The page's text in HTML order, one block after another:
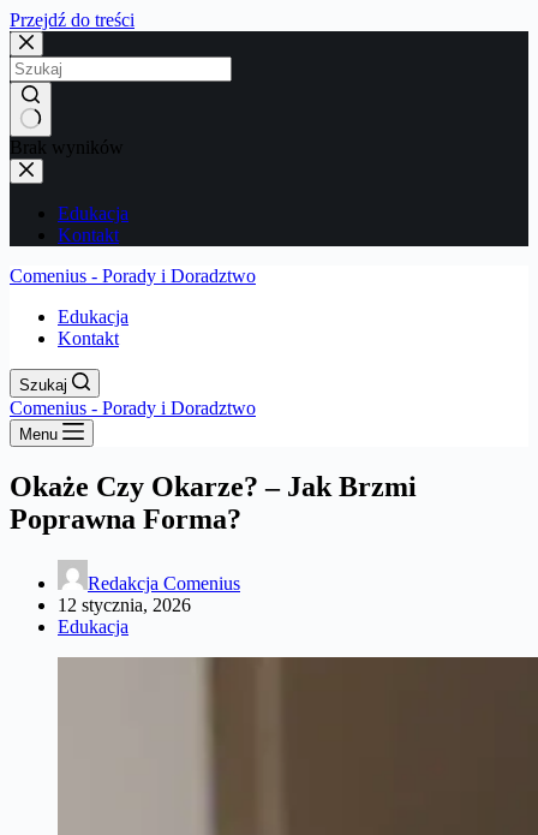
Przejdź do treści
Brak wyników
Edukacja
Kontakt
Comenius - Porady i Doradztwo
Edukacja
Kontakt
Szukaj
Comenius - Porady i Doradztwo
Menu
Okaże Czy Okarze? – Jak Brzmi
Poprawna Forma?
Redakcja Comenius
12 stycznia, 2026
Edukacja